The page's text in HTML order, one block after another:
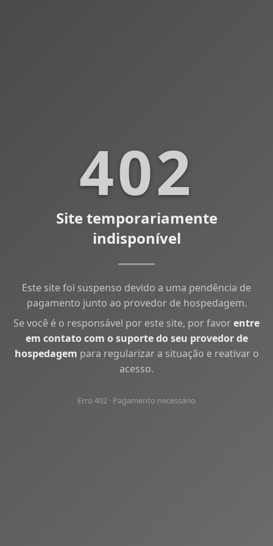
402
Site temporariamente
indisponível
Este site foi suspenso devido a uma pendência de
pagamento junto ao provedor de hospedagem.
Se você é o responsável por este site, por favorentre
em contato com o suporte do seu provedor de
hospedagem para regularizar a situação e reativar o
acesso.
Erro 402 · Pagamento necessário